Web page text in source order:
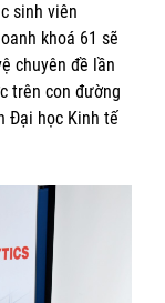
sinh viên
khoá 61 sẽ
chuyên đề lần
trên con đường
Đại học Kinh tế